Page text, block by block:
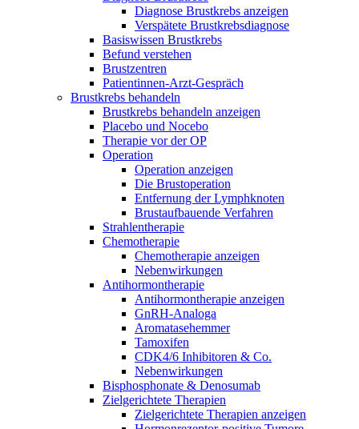
Diagnose Brustkrebs anzeigen
Verspätete Brustkrebsdiagnose
Basiswissen Brustkrebs
Befund verstehen
Brustzentren
Patientinnen-Arzt-Gespräch
Brustkrebs behandeln
Brustkrebs behandeln anzeigen
Placebo und Nocebo
Therapie vor der OP
Operation
Operation anzeigen
Die Brustoperation
Entfernung der Lymphknoten
Brustaufbauende Verfahren
Strahlentherapie
Chemotherapie
Chemotherapie anzeigen
Nebenwirkungen
Antihormontherapie
Antihormontherapie anzeigen
GnRH-Analoga
Aromatasehemmer
Tamoxifen
CDK4/6 Inhibitoren & Co.
Nebenwirkungen
Bisphosphonate & Denosumab
Zielgerichtete Therapien
Zielgerichtete Therapien anzeigen